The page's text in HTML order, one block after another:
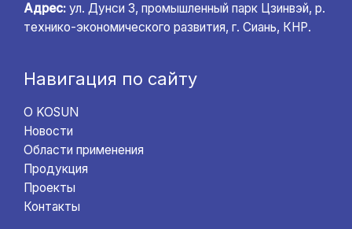
Адрес: ул. Дунси 3, промышленный парк Цзинвэй, р.
технико-экономического развития, г. Сиань, КНР.
Навигация по сайту
О KOSUN
Новости
Области применения
Продукция
Проекты
Контакты